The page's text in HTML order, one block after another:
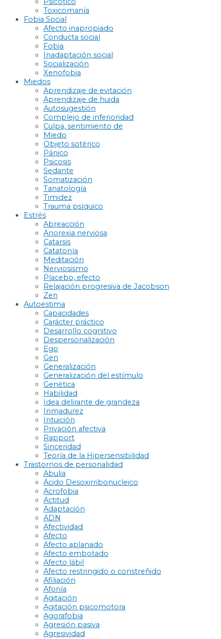
Toxicomanía
Fobia Social
Afecto inapropiado
Conducta social
Fobia
Inadaptación social
Socialización
Xenofobia
Miedos
Aprendizaje de evitación
Aprendizaje de huida
Autosugestión
Complejo de inferioridad
Culpa, sentimiento de
Miedo
Objeto sotérico
Pánico
Psicosis
Sedante
Somatización
Tanatología
Timidez
Trauma psíquico
Estrés
Abreacción
Anorexia nerviosa
Catarsis
Catatonía
Meditación
Nerviosismo
Placebo, efecto
Relajación progresiva de Jacobson
Zen
Autoestima
Capacidades
Carácter práctico
Desarrollo cognitivo
Despersonalización
Ego
Gen
Generalización
Generalización del estímulo
Genética
Habilidad
Idea delirante de grandeza
Inmadurez
Intuición
Privación afectiva
Rapport
Sinceridad
Teoría de la Hipersensibilidad
Trastornos de personalidad
Abulia
Ácido Desoxirribonucleico
Acrofobia
Actitud
Adaptación
ADN
Afectividad
Afecto
Afecto aplanado
Afecto embotado
Afecto lábil
Afecto restringido o constreñido
Afiliación
Afonía
Agitación
Agitación psicomotora
Agorafobia
Agresión pasiva
Agresividad